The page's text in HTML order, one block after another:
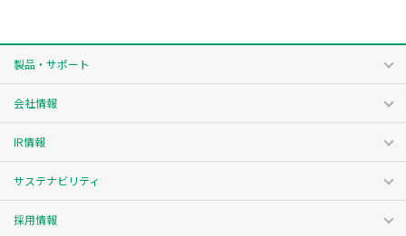
製品・サポート
会社情報
IR情報
サステナビリティ
採用情報